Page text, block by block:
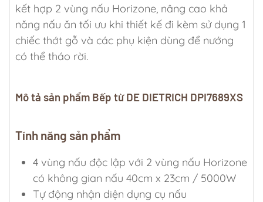
kết hợp 2 vùng nấu Horizone, nâng cao khả
năng nấu ăn tối ưu khi thiết kế đi kèm sử dụng 1
chiếc thớt gỗ và các phụ kiện dùng để nướng
có thể tháo rời.
Mô tả sản phẩm Bếp từ DE DIETRICH DPI7689XS
Tính năng sản phẩm
4 vùng nấu độc lập với 2 vùng nấu Horizone
có không gian nấu 40cm x 23cm / 5000W
Tự động nhận diện dụng cụ nấu